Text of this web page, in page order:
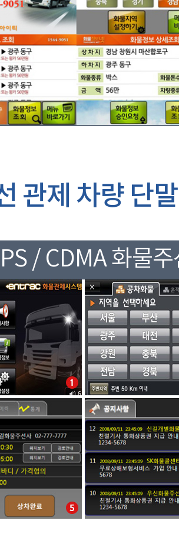
관제 차량 단
/ CDMA 화물